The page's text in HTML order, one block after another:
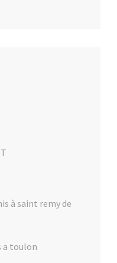
à saint remy de
a toulon